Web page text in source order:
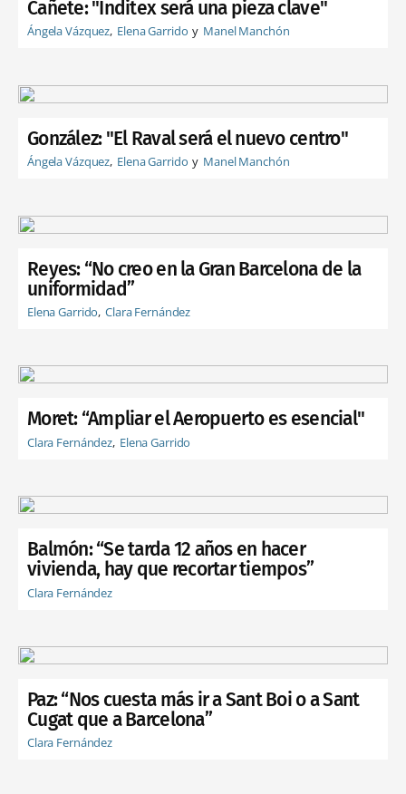
Cañete: "Inditex será una pieza clave"
Ángela Vázquez Elena Garrido Manel Manchón
González: "El Raval será el nuevo centro"
Ángela Vázquez Elena Garrido Manel Manchón
Reyes: “No creo en la Gran Barcelona de la
uniformidad”
Elena Garrido Clara Fernández
Moret: “Ampliar el Aeropuerto es esencial"
Clara Fernández Elena Garrido
Balmón: “Se tarda 12 años en hacer
vivienda, hay que recortar tiempos”
Clara Fernández
Paz: “Nos cuesta más ir a Sant Boi o a Sant
Cugat que a Barcelona”
Clara Fernández